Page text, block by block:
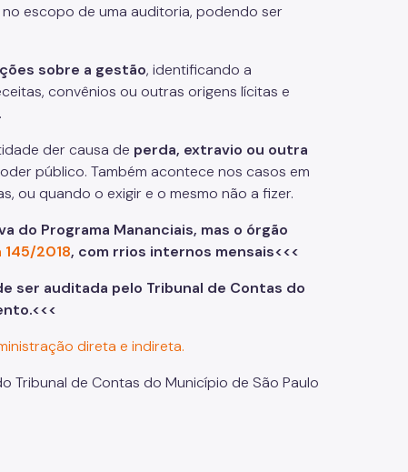
no escopo de uma auditoria, podendo ser
sobre a gestão, identificando a
convênios ou outras origens lícitas e
der causa de perda, extravio ou outra
público. Também acontece nos casos em
ou quando o exigir e o mesmo não a fizer.
do Programa Mananciais, mas o órgão
2018, com rrios internos mensais<<<
ser auditada pelo Tribunal de Contas do
direta e indireta.
Tribunal de Contas do Município de São Paulo